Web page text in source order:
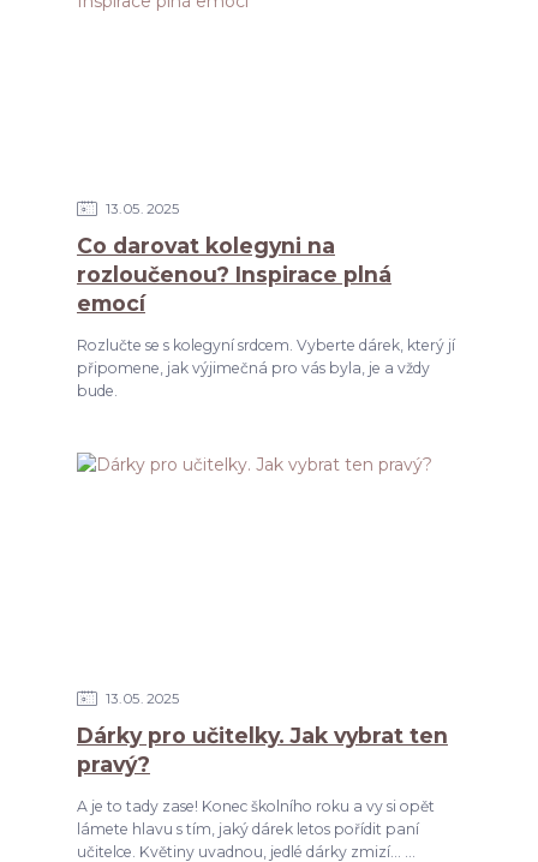
13 05 2025
Co darovat kolegyni na
rozloučenou? Inspirace plná
emocí
Rozlučte se s kolegyní srdcem. Vyberte dárek, který jí
připomene, jak výjimečná pro vás byla, je a vždy
bude.
13 05 2025
Dárky pro učitelky. Jak vybrat ten
pravý?
A je to tady zase! Konec školního roku a vy si opět
lámete hlavu s tím, jaký dárek letos pořídit paní
učitelce. Květiny uvadnou, jedlé dárky zmizí... ...